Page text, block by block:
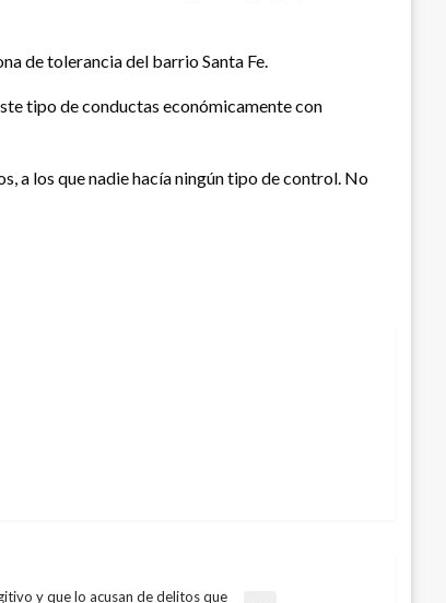
de tolerancia del barrio Santa Fe.
tipo de conductas económicamente con
a los que nadie hacía ningún tipo de control. No
y que lo acusan de delitos que